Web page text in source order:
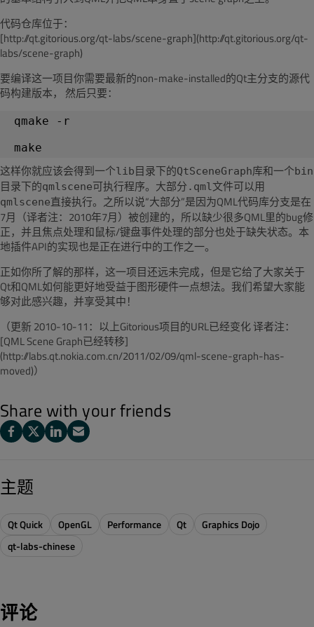
代码仓库位于：
[http://qt.gitorious.org/qt-labs/scene-graph](http://qt.gitorious.org/qt-
labs/scene-graph)
要编译这一项目你需要最新的non-make-installed的Qt主分支的源代
码构建版本， 然后只要：
qmake -r
这样你就应该会得到一个lib目录下的QtSceneGraph库和一个bin
目录下的qmlscene可执行程序。大部分 .qml 文件可以用
qmlscene直接执行。之所以说“大部分”是因为QML代码库分支是在
7月（译者注：2010年7月）被创建的，所以缺少很多QML里的bug修
正，并且焦点处理和鼠标/键盘事件处理的部分也处于缺失状态。本
地插件API的实现也是正在进行中的工作之一。
正如你所了解的那样，这一项目还远未完成，但是它给了大家关于
Qt和QML如何能更好地受益于图形硬件一点想法。我们希望大家能
够对此感兴趣，并享受其中！
（更新 2010-10-11：以上Gitorious项目的URL已经变化 译者注：
[QML Scene Graph已经转移]
(http://labs.qt.nokia.com.cn/2011/02/09/qml-scene-graph-has-
moved)）
Share with your friends
主题
Qt Quick OpenGL Performance Qt
Graphics Dojo
qt-labs-chinese
评论